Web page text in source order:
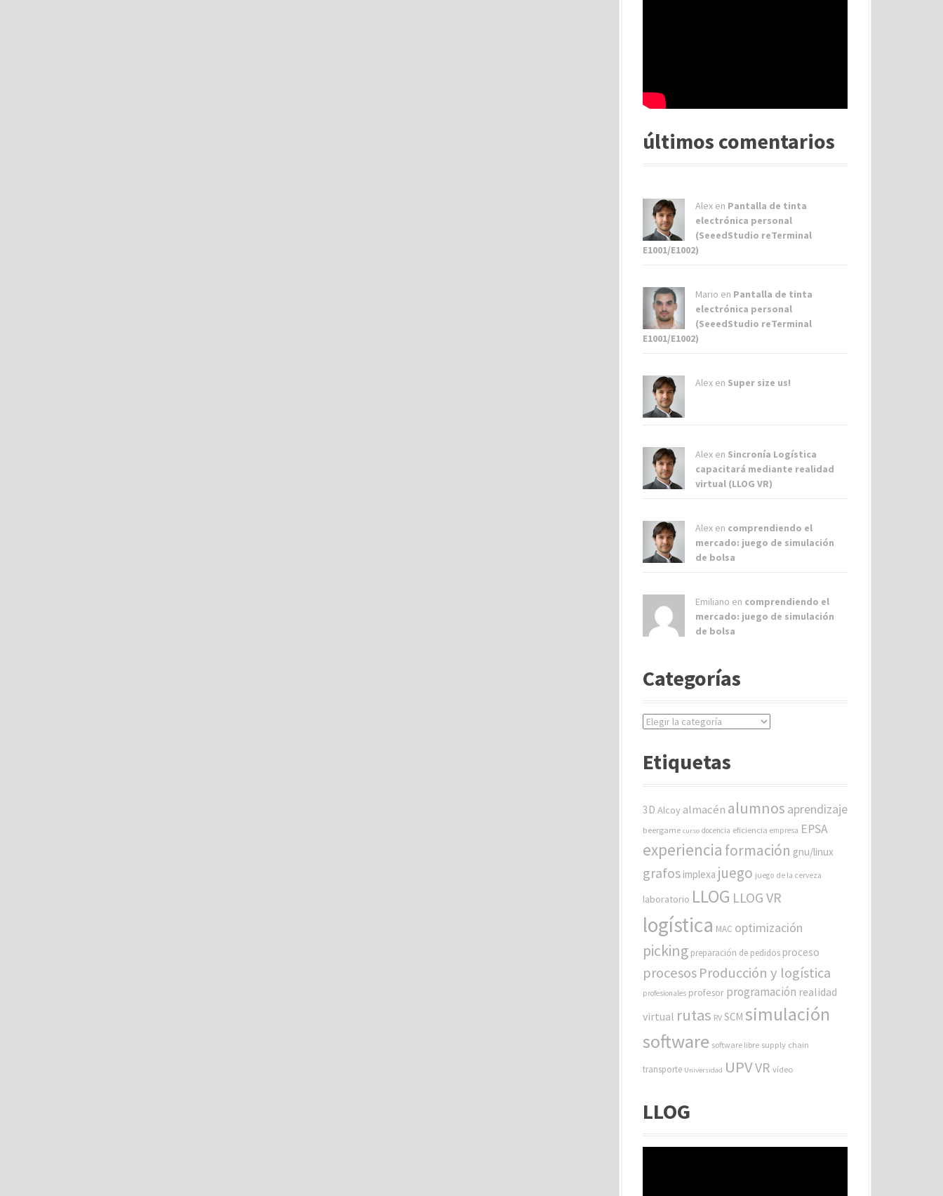
últimos comentarios
Alex en Pantalla de tinta
electrónica personal
(SeeedStudio reTerminal
E1001/E1002)
Mario en Pantalla de tinta
electrónica personal
(SeeedStudio reTerminal
E1001/E1002)
Alex en Super size us!
Alex en Sincronía Logística
capacitará mediante realidad
virtual (LLOG VR)
Alex en comprendiendo el
mercado: juego de simulación
de bolsa
Emiliano en comprendiendo el
mercado: juego de simulación
de bolsa
Categorías
C
e
r
s
Etiquetas
3D Alcoy almacén alumnos aprendizaje
beergame curso docencia eficiencia empresa EPSA
experiencia formación gnu/linux
grafos implexa juego juego de la cerveza
laboratorio LLOG LLOG VR
logística MAC optimización
picking preparación de pedidos proceso
procesosProducción y logística
profesionales profesor programación realidad
virtual rutas RV SCM simulación
software software libre supply chain
transporte Universidad UPVVR vídeo
LLOG